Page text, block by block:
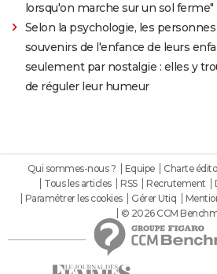
lorsqu'on marche sur un sol ferme"
Selon la psychologie, les
souvenirs de l'enfance de leurs
seulement par nostalgie : elles y
de réguler leur humeur
Qui sommes-nous ? Equipe Charte
Tous les articles
RSS Recrutement
Paramétrer les cookies
Gérer Utiq
© 2026 CCM